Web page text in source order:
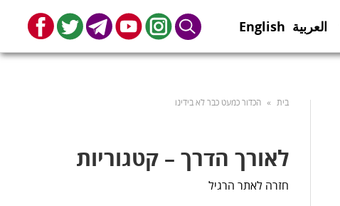
العربية English
Search
Instagram
Youtube
Telegram
Twitter
בית » הכדור כמעט כבר לא בידינו
לאורך הדרך – קטגוריות
חזרה לאתר הרגיל